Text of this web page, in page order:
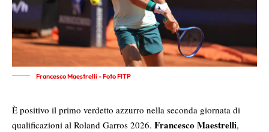
Francesco Maestrelli - Foto FITP
È positivo il primo verdetto azzurro nella seconda giornata di
qualificazioni al Roland Garros 2026. Francesco Maestrelli,